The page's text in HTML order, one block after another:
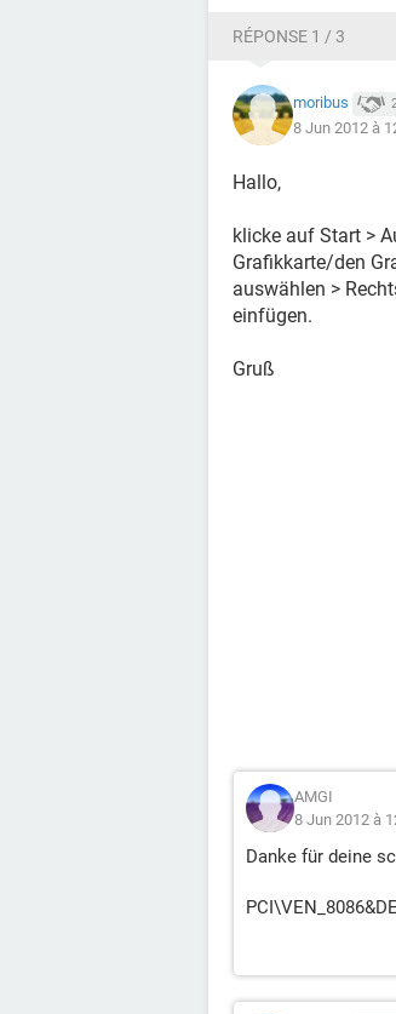
at
--- END ERROR
Ich schätze, mein
Bitte helft einem
Danke
RÉPONSE 1 / 3
moribus
8 Jun 2012 à
Hallo,
klicke auf Start >
Grafikkarte/den
auswählen >
einfügen.
Gruß
AMGI
8 Jun 2012 à
Danke für deine